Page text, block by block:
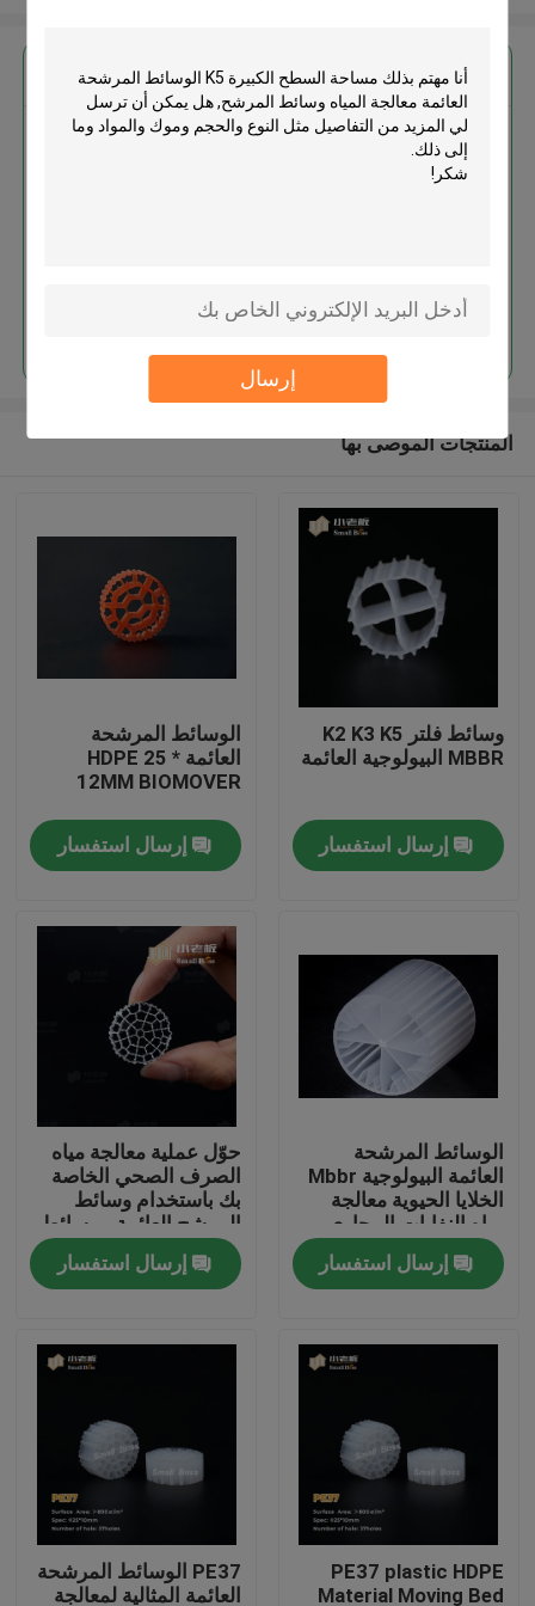
إرسال
منتجات
معلومات عنا
جولة في المعمل
مراقبة الجودة
اتصل بنا
اطلب اقتباس
الوسائط المرشحة MBBR
MBBR بيو ميديا
احصل على افضل سعر ل
مساحة السطح الكبيرة K5 الوسائط
استمر
المنتجات الموصى بها
وسائط فلتر K2 K3 K5
MBBR البيولوجية العائمة
إرسال استفسار
الوسائط المرشحة
العائمة HDPE 25 *
12MM BIOMOVER
إرسال استفسار
الوسائط المرشحة
العائمة البيولوجية Mbbr
الخلايا الحيوية معالجة
مياه النفايات المجاري
إرسال استفسار
حوّل عملية معالجة مياه
الصرف الصحي الخاصة
بك باستخدام وسائط
المرشح العائمة - وسائط
مرشح MBBR الحيوية
الأكثر فعاليةإرسال استفسار
PE37 plastic HDPE
Material Moving Bed
PE37 الوسائط المرشحة
العائمة المثالية لمعالجة